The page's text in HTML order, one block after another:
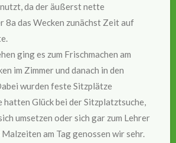
da der äußerst nette
8a das Wecken zunächst Zeit auf
ging es zum Frischmachen am
im Zimmer und danach in den
wurden feste Sitzplätze
Glück bei der Sitzplatztsuche,
umsetzen oder sich gar zum Lehrer
am Tag genossen wir sehr.